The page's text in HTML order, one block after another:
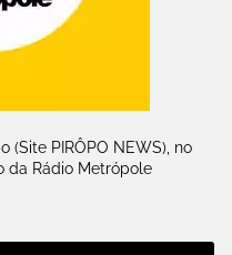
(Site PIRÔPO NEWS), no
da Rádio Metrópole